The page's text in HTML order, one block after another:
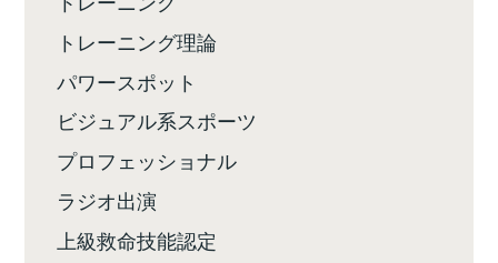
トレーニング理論
パワースポット
ビジュアル系スポーツ
プロフェッショナル
ラジオ出演
上級救命技能認定